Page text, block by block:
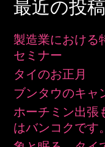
製造業における
セミナー
タイのお正月
ブンタウのキャ
ホーチミン出張
はバンコクです。